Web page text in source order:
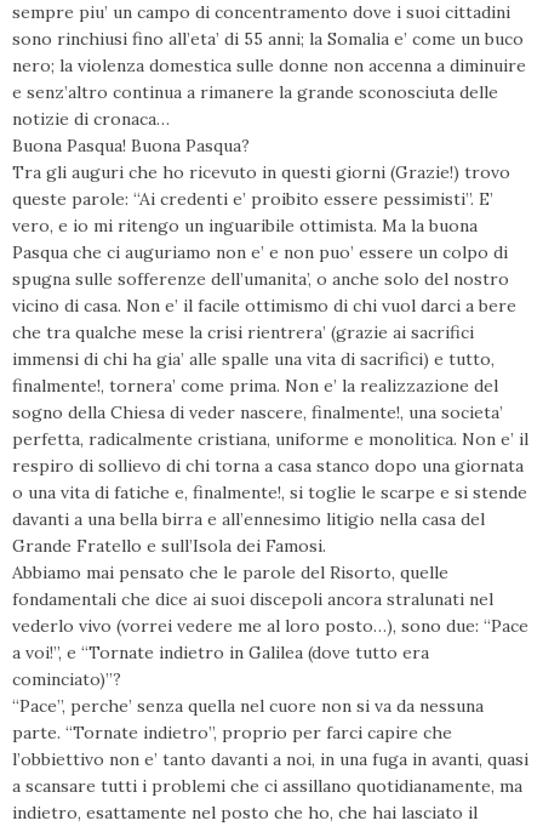
sempre piu’ un campo di concentramento dove i suoi cittadini
sono rinchiusi fino all’eta’ di 55 anni; la Somalia e’ come un buco
nero; la violenza domestica sulle donne non accenna a diminuire
e senz’altro continua a rimanere la grande sconosciuta delle
notizie di cronaca…
Buona Pasqua! Buona Pasqua?
Tra gli auguri che ho ricevuto in questi giorni (Grazie!) trovo
queste parole: “Ai credenti e’ proibito essere pessimisti”. E’
vero, e io mi ritengo un inguaribile ottimista. Ma la buona
Pasqua che ci auguriamo non e’ e non puo’ essere un colpo di
spugna sulle sofferenze dell’umanita’, o anche solo del nostro
vicino di casa. Non e’ il facile ottimismo di chi vuol darci a bere
che tra qualche mese la crisi rientrera’ (grazie ai sacrifici
immensi di chi ha gia’ alle spalle una vita di sacrifici) e tutto,
finalmente!, tornera’ come prima. Non e’ la realizzazione del
sogno della Chiesa di veder nascere, finalmente!, una societa’
perfetta, radicalmente cristiana, uniforme e monolitica. Non e’ il
respiro di sollievo di chi torna a casa stanco dopo una giornata
o una vita di fatiche e, finalmente!, si toglie le scarpe e si stende
davanti a una bella birra e all’ennesimo litigio nella casa del
Grande Fratello e sull’Isola dei Famosi.
Abbiamo mai pensato che le parole del Risorto, quelle
fondamentali che dice ai suoi discepoli ancora stralunati nel
vederlo vivo (vorrei vedere me al loro posto…), sono due: “Pace
a voi!”, e “Tornate indietro in Galilea (dove tutto era
cominciato)”?
“Pace”, perche’ senza quella nel cuore non si va da nessuna
parte. “Tornate indietro”, proprio per farci capire che
l’obbiettivo non e’ tanto davanti a noi, in una fuga in avanti, quasi
a scansare tutti i problemi che ci assillano quotidianamente, ma
indietro, esattamente nel posto che ho, che hai lasciato il